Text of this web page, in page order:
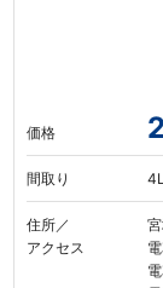
価格
間取り
住所／
アクセス